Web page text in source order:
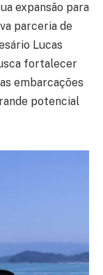
expansão para
parceria de
Lucas
fortalecer
embarcações
potencial